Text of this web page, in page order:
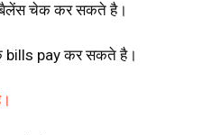
बैलेंस चेक कर सकते है।
के bills pay कर सकते है।